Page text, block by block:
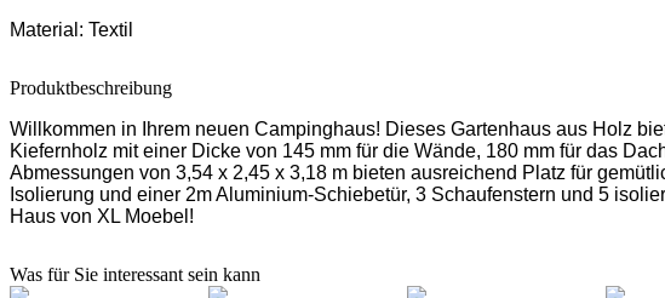
Material: Textil
Produktbeschreibung
Willkommen in Ihrem neuen Campinghaus! Dieses Gartenhaus aus Holz
Kiefernholz mit einer Dicke von 145 mm für die Wände, 180 mm für das
Abmessungen von 3,54 x 2,45 x 3,18 m bieten ausreichend Platz für
Isolierung und einer 2m Aluminium-Schiebetür, 3 Schaufenstern und 5
Haus von XL Moebel!
Was für Sie interessant sein kann